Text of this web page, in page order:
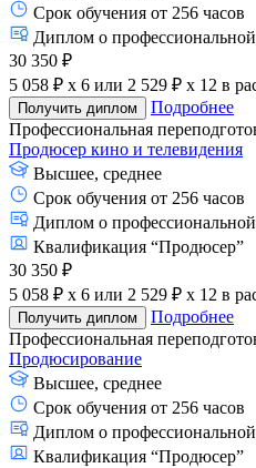
Срок обучения от 256 часов
Диплом о
30 350 ₽
5 058 ₽ x 6 или 2 529 ₽ x 12 в
Получить диплом
Подробнее
Профессиональная
Продюсер кино и телевидения
Высшее, среднее
Срок обучения от 256 часов
Диплом о
Квалификация “Продюсер”
30 350 ₽
5 058 ₽ x 6 или 2 529 ₽ x 12 в
Получить диплом
Подробнее
Профессиональная
Продюсирование
Высшее, среднее
Срок обучения от 256 часов
Диплом о
Квалификация “Продюсер”